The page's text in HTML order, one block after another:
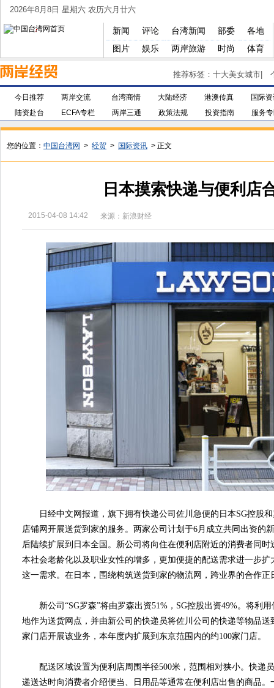
2026年8月8日 星期六 农历六月廿六
新闻 评论 台湾新闻 部委
各地
图片
娱乐 两岸旅游 时尚 体育
推荐标签： 十大美女城市
今日推荐 两岸交流 台湾商情 大陆经济 港澳传真
国际
陆资赴台
ECFA专栏 两岸三通 政策法规 投资指南 服务
您的位置： 中国台湾网 > 经贸 > 国际资讯 > 正文
日本摸索快递与便利店
2015-04-08 14:42 来源：新浪财经
日经中文网报道，旗下拥有快递公司佐川急便的日本SG控股和
店铺网开展送货到家的服务。两家公司计划于6月成立共同出资的
后陆续扩展到日本全国。新公司将向住在便利店附近的消费者同
本社会老龄化以及职业女性的增多，更加便捷的配送需求进一步
这一需求。在日本，围绕构筑送货到家的物流网，跨业界的合作正
新公司“SG罗森”将由罗森出资51%，SG控股出资49%。将利
地作为送货网点，并由新公司的快递员将佐川公司的快递等物品送
家门店开展该业务，本年度内扩展到东京范围内的约100家门店。
配送区域设置为便利店周围半径500米，范围相对狭小。快递
递送达时向消费者介绍便当、日用品等通常在便利店出售的商品